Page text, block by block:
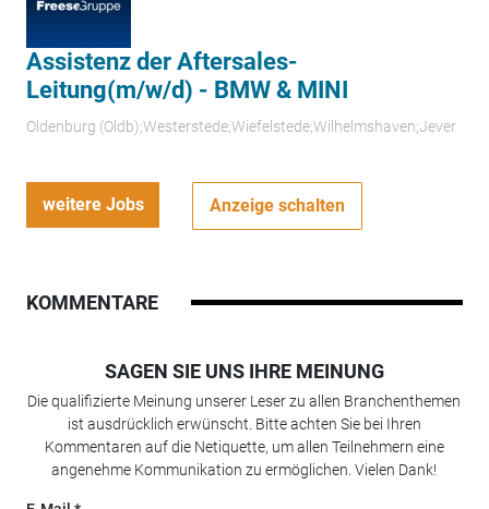
Assistenz der Aftersales-
Leitung(m/w/d) - BMW & MINI
Oldenburg (Oldb);Westerstede;Wiefelstede;Wilhelmshaven;Jever
weitere Jobs Anzeige schalten
KOMMENTARE
SAGEN SIE UNS IHRE MEINUNG
Die qualifizierte Meinung unserer Leser zu allen Branchenthemen
ist ausdrücklich erwünscht. Bitte achten Sie bei Ihren
Kommentaren auf die Netiquette, um allen Teilnehmern eine
angenehme Kommunikation zu ermöglichen. Vielen Dank!